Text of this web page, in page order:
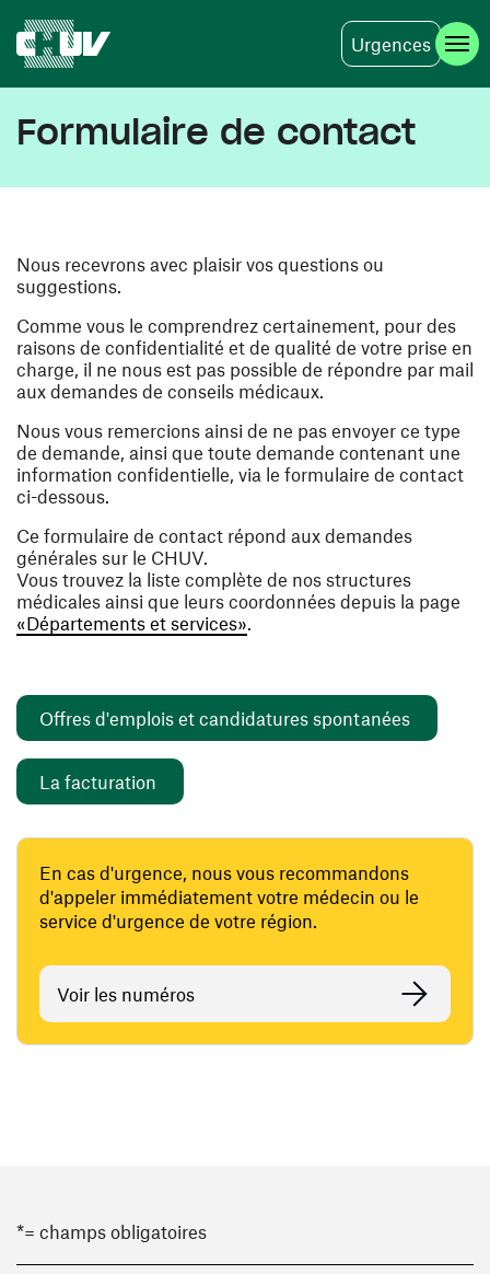
Urgences
Formulaire de contact
Nous recevrons avec plaisir vos questions ou
suggestions.
Comme vous le comprendrez certainement, pour des
raisons de confidentialité et de qualité de votre prise en
charge, il ne nous est pas possible de répondre par mail
aux demandes de conseils médicaux.
Nous vous remercions ainsi de ne pas envoyer ce type
de demande, ainsi que toute demande contenant une
information confidentielle, via le formulaire de contact
ci-dessous.
Ce formulaire de contact répond aux demandes
générales sur le CHUV.
Vous trouvez la liste complète de nos structures
médicales ainsi que leurs coordonnées depuis la page
«Départements et services».
Offres d'emplois et candidatures spontanées
La facturation
En cas d'urgence, nous vous recommandons
d'appeler immédiatement votre médecin ou le
service d'urgence de votre région.
Voir les numéros
*= champs obligatoires